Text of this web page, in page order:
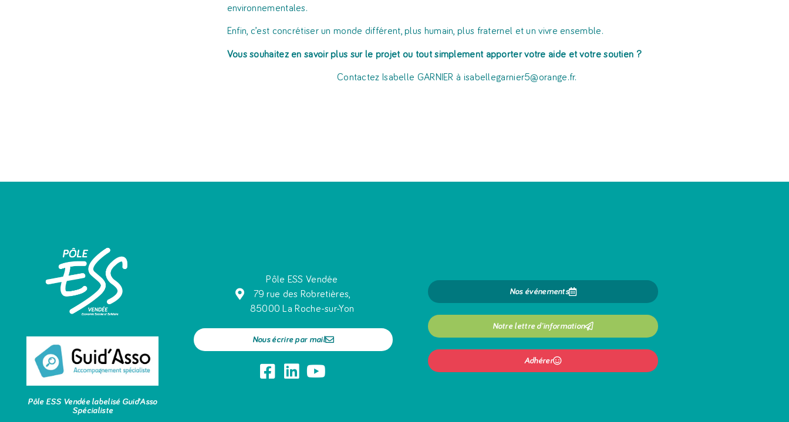
environnementales.
Enfin, c’est concrétiser un monde différent, plus humain, plus fraternel et un vivre ensemble.
Vous souhaitez en savoir plus sur le projet ou tout simplement apporter votre aide et votre soutien ?
Contactez Isabelle GARNIER à isabellegarnier5@orange.fr.
Pôle ESS Vendée labelisé Guid’Asso
Spécialiste
Pôle ESS Vendée
79 rue des Robretières,
85000 La Roche-sur-Yon
Nous écrire par mail
Nos événements
Notre lettre d'information
Adhérer